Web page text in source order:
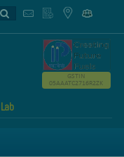
GSTIN
05AAATC2716R2ZK